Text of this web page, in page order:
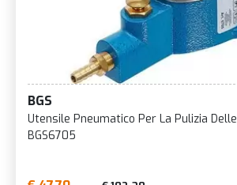
BGS
Utensile Pneumatico Per La Pulizia
BGS6705